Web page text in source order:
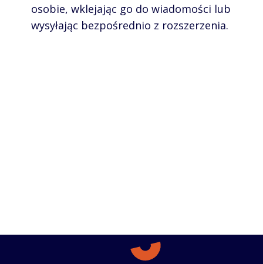
osobie, wklejając go do wiadomości lub
wysyłając bezpośrednio z rozszerzenia.